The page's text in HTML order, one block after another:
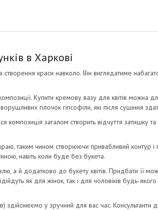
в Харкові
краси навколо. Він виглядатиме
Купити кремову вазу для квітів можна
гілочок гіпсофіли, які після сушіння
композиція загалом створить відчуття затишку
таким чином створюючи привабливий контур
навіть коли буде без букета.
а й додатково до букету квітів. Придбати її
як для жінок, так і для чоловіків будь-
у зручний для вас час. Консультанти